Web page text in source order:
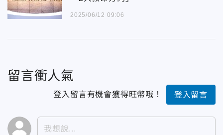
2025/06/12 09:06
留言衝人氣
登入留言有機會獲得旺幣哦！ 登入留言